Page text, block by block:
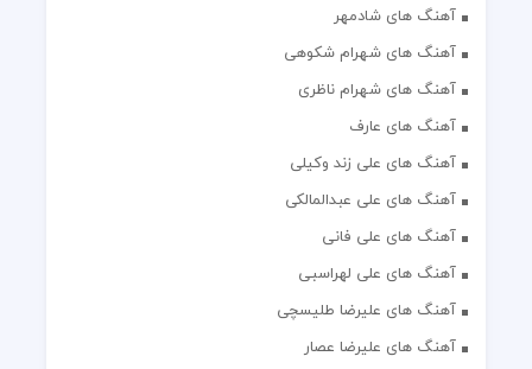
آهنگ های شادمهر
آهنگ های شهرام شکوهی
آهنگ های شهرام ناظری
آهنگ های عارف
آهنگ های علی زند وکیلی
آهنگ های علی عبدالمالکی
آهنگ های علی فانی
آهنگ های علی لهراسبی
آهنگ های علیرضا طلیسچی
آهنگ های علیرضا عصار